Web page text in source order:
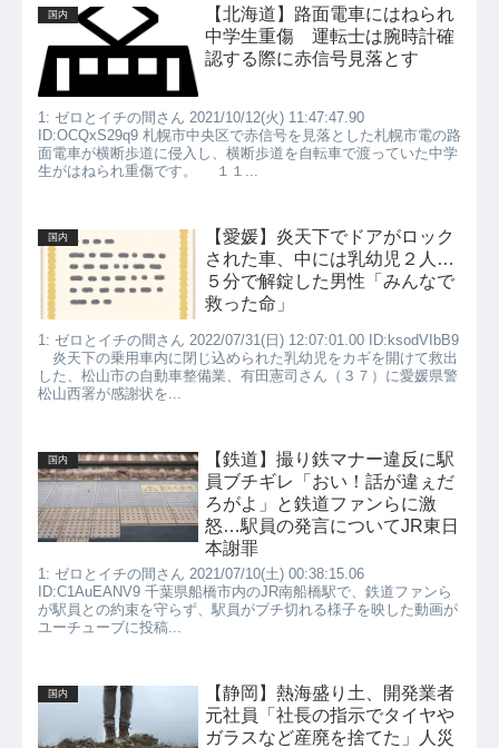
国内
【北海道】路面電車にはねられ
中学生重傷 運転士は腕時計確
認する際に赤信号見落とす
1: ゼロとイチの間さん 2021/10/12(火) 11:47:47.90
ID:OCQxS29q9 札幌市中央区で赤信号を見落とした札幌市電の路
面電車が横断歩道に侵入し、横断歩道を自転車で渡っていた中学
生がはねられ重傷です。 １１...
国内
【愛媛】炎天下でドアがロック
された車、中には乳幼児２人…
５分で解錠した男性「みんなで
救った命」
1: ゼロとイチの間さん 2022/07/31(日) 12:07:01.00 ID:ksodVIbB9
炎天下の乗用車内に閉じ込められた乳幼児をカギを開けて救出
した、松山市の自動車整備業、有田憲司さん（３７）に愛媛県警
松山西署が感謝状を...
国内
【鉄道】撮り鉄マナー違反に駅
員ブチギレ「おい！話が違ぇだ
ろがよ」と鉄道ファンらに激
怒…駅員の発言についてJR東日
本謝罪
1: ゼロとイチの間さん 2021/07/10(土) 00:38:15.06
ID:C1AuEANV9 千葉県船橋市内のJR南船橋駅で、鉄道ファンら
が駅員との約束を守らず、駅員がブチ切れる様子を映した動画が
ユーチューブに投稿...
国内
【静岡】熱海盛り土、開発業者
元社員「社長の指示でタイヤや
ガラスなど産廃を捨てた」人災